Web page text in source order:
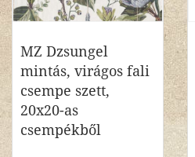
MZ Dzsungel
mintás, virágos fali
csempe szett,
20x20-as
csempékből